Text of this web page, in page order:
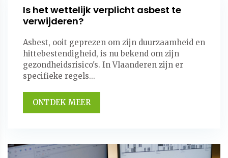
Is het wettelijk verplicht asbest te
verwijderen?
Asbest, ooit geprezen om zijn duurzaamheid en
hittebestendigheid, is nu bekend om zijn
gezondheidsrisico's. In Vlaanderen zijn er
specifieke regels...
ONTDEK MEER